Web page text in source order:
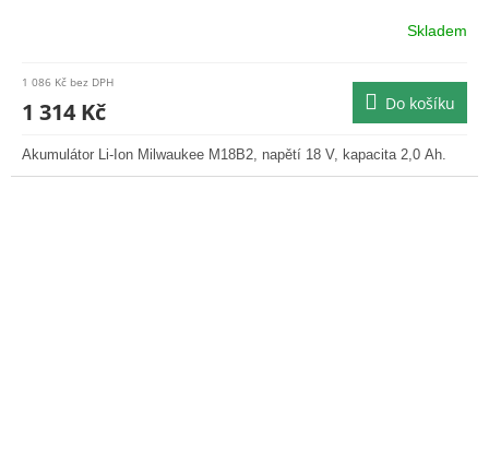
Skladem
1 086 Kč bez DPH
1 314 Kč Do košíku
Akumulátor Li-Ion Milwaukee M18B2, napětí 18 V, kapacita 2,0 Ah.